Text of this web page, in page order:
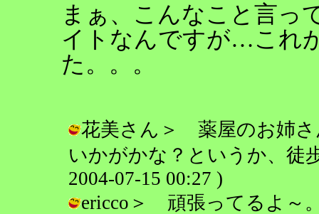
まぁ、こんなこと言っ
イトなんですが…これ
た。。。
花美さん＞ 薬屋のお姉さ
いかがかな？というか、徒
2004-07-15 00:27 )
ericco＞ 頑張ってるよ～